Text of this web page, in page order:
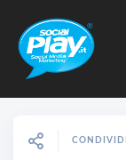
CONDIVIDI